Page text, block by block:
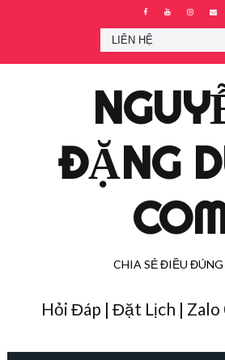
ĐẶNG
CHIA SẺ ĐIỀU
Hỏi Đáp | Đặt Lịch |